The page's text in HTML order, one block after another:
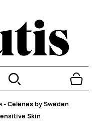
-Celenes by Sweden
Skin